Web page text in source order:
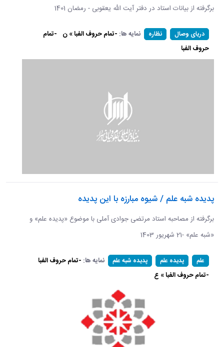
برگرفته از بیانات استاد در دفتر آیت الله یعقوبی - رمضان 1401
دریای وصال نظاره نمایه ها: -تمام حروف الفبا » ن -تمام
حروف الفبا
پدیده شبه علم / شیوه مبارزه با این پدیده
برگرفته از مصاحبه استاد مرتضی جوادی آملی با موضوع «پدیده علم» و
«شبه علم» -21 شهریور 1403
علم پدیده علم پدیده شبه علم نمایه ها: -تمام حروف الفبا
-تمام حروف الفبا » ع